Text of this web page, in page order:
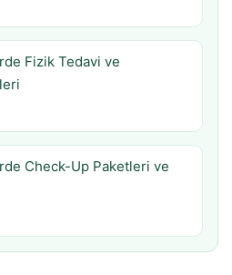
Fizik Tedavi ve
Check-Up Paketleri ve